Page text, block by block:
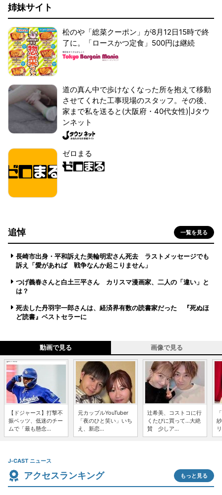
姉妹サイト
松のや「総菜クーポン」が8月12日15時で終
了に。「ロースかつ定食」500円は継続
道の真ん中で歩けなくなった所を抱えて移動
させてくれた工事現場のスタッフ。その後、
家まで私を送ると(大阪府・40代女性)|Jタウ
ンネット
ゼロまる
追悼 一覧を見る
長崎市出身・平和訴えた美輪明宏さん死去 ラストメッセージでも
訴え「愛があれば 戦争なんか起こりません」
つげ義春さんと白土三平さん カリスマ漫画家、二人の「違い」と
は？
死去した丹羽宇一郎さんは、経済界有数の読書家だった 『死ぬほ
ど読書』ベストセラーに
動画で見る 画像で見る
【ドジャース】打撃不
振ベッツ、低迷のチー
ムで「最も懸念...
元カップルYouTuber
「夜のひと笑い」いち
え、新恋...
辻希美、コストコに行
くたびに買って...大絶
賛 少しア...
J-CAST ニュース
アクセスランキング もっと見る